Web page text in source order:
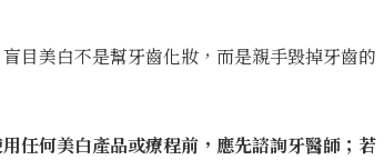
目美白不是幫牙齒化妝，而是親手毀掉牙齒的
任何美白產品或療程前，應先諮詢牙醫師；若